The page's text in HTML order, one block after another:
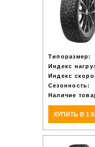
Типоразмер:
Индекс
Индекс
Сезонность:
Наличие
КУПИТЬ В 1